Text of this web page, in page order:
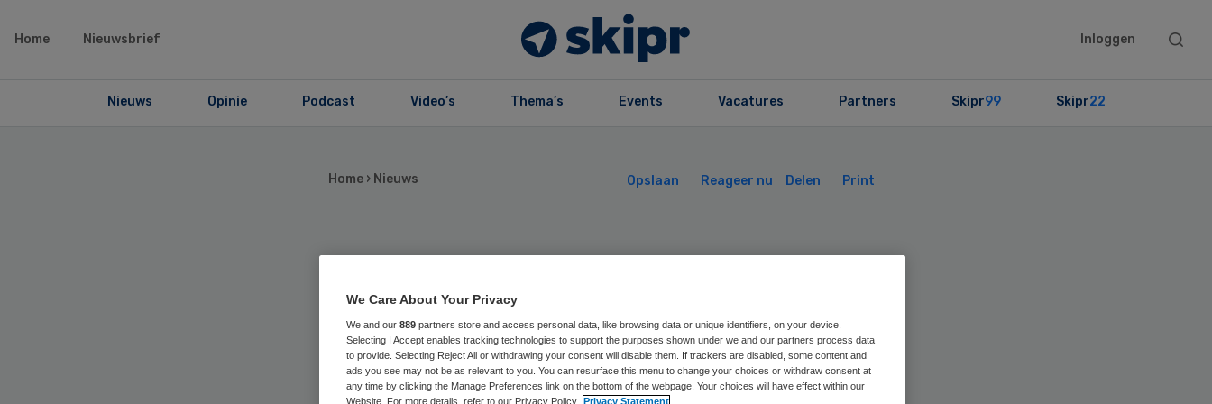
Home Nieuwsbrief Inloggen
Search
Nieuws Opinie Podcast Video’s Thema’s Events Vacatures Partners Skipr99 Skipr22
Home › Nieuws Opslaan Reageer nu Delen Print
Meer huisartsbezoek
vanwege soa’s
We Care About Your Privacy
We and our 889 partners store and access personal data, like browsing data or unique identifiers, on your device.
Selecting I Accept enables tracking technologies to support the purposes shown under we and our partners process data
to provide. Selecting Reject All or withdrawing your consent will disable them. If trackers are disabled, some content and
ads you see may not be as relevant to you. You can resurface this menu to change your choices or withdraw consent at
any time by clicking the Manage Preferences link on the bottom of the webpage. Your choices will have effect within our
Website. For more details, refer to our Privacy Policy.
Privacy Statement